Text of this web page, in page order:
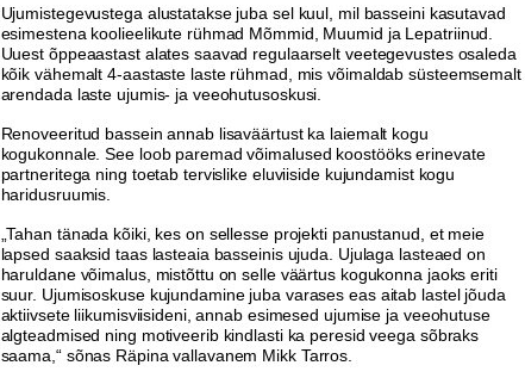
Ujumistegevustega alustatakse juba sel kuul, mil basseini kasutavad
esimestena koolieelikute rühmad Mõmmid, Muumid ja Lepatriinud.
Uuest õppeaastast alates saavad regulaarselt veetegevustes osaleda
kõik vähemalt 4-aastaste laste rühmad, mis võimaldab süsteemsemalt
arendada laste ujumis- ja veeohutusoskusi.
Renoveeritud bassein annab lisaväärtust ka laiemalt kogu
kogukonnale. See loob paremad võimalused koostööks erinevate
partneritega ning toetab tervislike eluviiside kujundamist kogu
haridusruumis.
„Tahan tänada kõiki, kes on sellesse projekti panustanud, et meie
lapsed saaksid taas lasteaia basseinis ujuda. Ujulaga lasteaed on
haruldane võimalus, mistõttu on selle väärtus kogukonna jaoks eriti
suur. Ujumisoskuse kujundamine juba varases eas aitab lastel jõuda
aktiivsete liikumisviisideni, annab esimesed ujumise ja veeohutuse
algteadmised ning motiveerib kindlasti ka peresid veega sõbraks
saama,“ sõnas Räpina vallavanem Mikk Tarros.